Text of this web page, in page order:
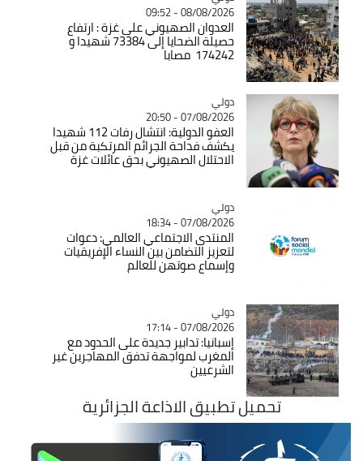
08/08/2026 - 09:52
العدوان الصهيوني على غزة : ارتفاع
حصيلة الضحايا إلى 73384 شهيدا و
174242 مصابا
Catégorie
دولي
07/08/2026 - 20:50
العفو الدولية: انتشال رفات 112 شهيدا
يكشف فداحة الجرائم المرتكبة من قبل
الاحتلال الصهيوني بحق عائلات غزة
Catégorie
دولي
07/08/2026 - 18:34
المنتدى الاجتماعي العالمي: دعوات
لتعزيز التضامن بين النساء الإفريقيات
وإسماع صوتهن للعالم
Catégorie
دولي
07/08/2026 - 17:14
إسبانيا: تدابير جديدة على الحدود مع
المغرب لمواجهة تدفق المهاجرين غير
الشرعيين
تحميل تطبيق الاذاعة الجزائرية